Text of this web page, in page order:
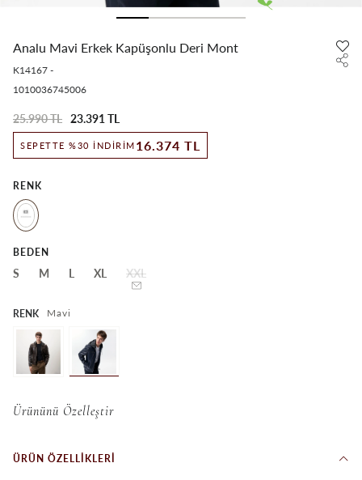
Analu Mavi Erkek Kapüşonlu Deri Mont
K14167 -
1010036745006
25.990 TL 23.391 TL
SEPETTE %30 İNDIRIM 16.374 TL
RENK
BEDEN
S M L XL XXL
RENK Mavi
Ürününü Özelleştir
ÜRÜN ÖZELLIKLERI